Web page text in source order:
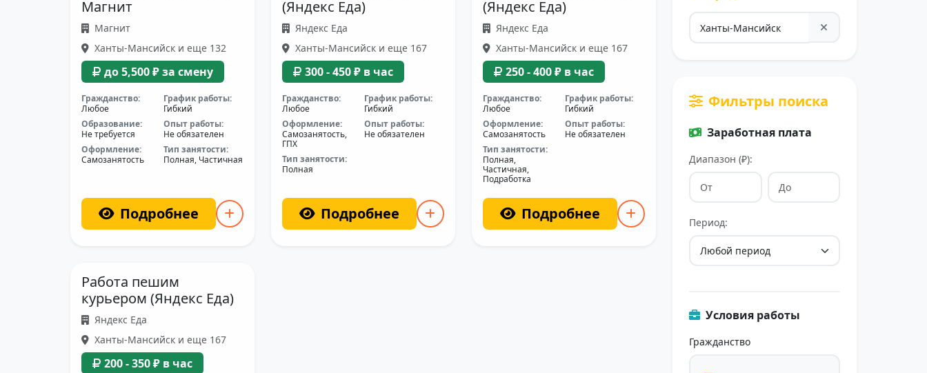
Фильтры поиска
Заработная плата
Диапазон (₽):
Период:
Условия работы
Гражданство
Магнит
Магнит
Ханты-Мансийск и еще 132
до 5,500 ₽ за смену
Гражданство:
Любое
График работы:
Гибкий
Образование:
Не требуется
Опыт работы:
Не обязателен
Оформление:
Самозанятость
Тип занятости:
Полная, Частичная
Подробнее
(Яндекс Еда)
Яндекс Еда
Ханты-Мансийск и еще 167
300 - 450 ₽ в час
Гражданство:
Любое
График работы:
Гибкий
Оформление:
Самозанятость,
ГПХ
Опыт работы:
Не обязателен
Тип занятости:
Полная
Подробнее
(Яндекс Еда)
Яндекс Еда
Ханты-Мансийск и еще 167
250 - 400 ₽ в час
Гражданство:
Любое
График работы:
Гибкий
Оформление:
Самозанятость
Опыт работы:
Не обязателен
Тип занятости:
Полная,
Частичная,
Подработка
Подробнее
Работа пешим
курьером (Яндекс Еда)
Яндекс Еда
Ханты-Мансийск и еще 167
200 - 350 ₽ в час